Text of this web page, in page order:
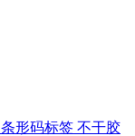
条形码标签 不干胶